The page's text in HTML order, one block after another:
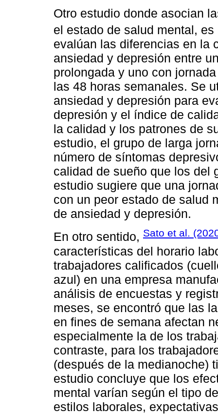
Otro estudio donde asocian
el estado de salud mental,
evalúan las diferencias en la
ansiedad y depresión entre
prolongada y uno con
las 48 horas semanales. Se
ansiedad y depresión para
depresión y el índice de
la calidad y los patrones de
estudio, el grupo de larga
número de síntomas
calidad de sueño que los del
estudio sugiere que una
con un peor estado de salud
de ansiedad y depresión.
En otro sentido, Sato et al.
características del horario
trabajadores calificados
azul) en una empresa
análisis de encuestas y
meses, se encontró que las
en fines de semana afectan
especialmente la de los
contraste, para los
(después de la medianoche)
estudio concluye que los
mental varían según el tipo
estilos laborales,